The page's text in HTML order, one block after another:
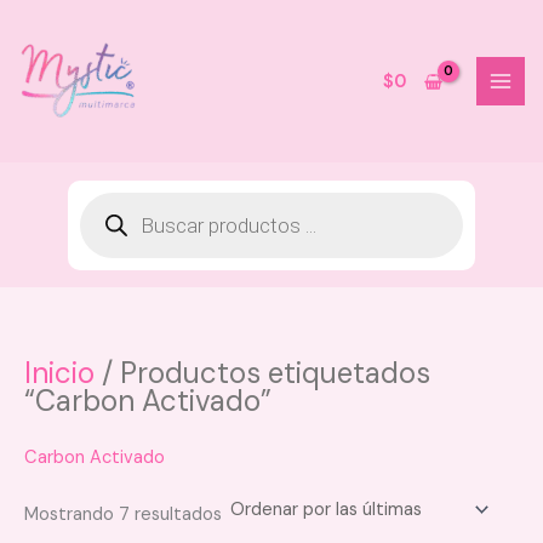
contenido
$0
Inicio / Productos etiquetados
“Carbon Activado”
Carbon Activado
Mostrando 7 resultados Sorted
Lip Gloss Juicy Lips con acido
hialuronico Montoc
tiene